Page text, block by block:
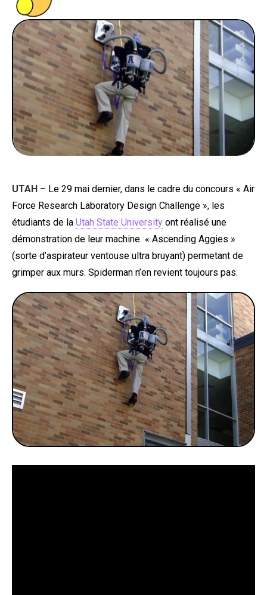
FOOD
BONS PLANS
SOUTENEZ KULTT
UTAH – Le 29 mai dernier, dans le cadre du concours « Air
Force Research Laboratory Design Challenge », les
étudiants de la Utah State University ont réalisé une
démonstration de leur machine « Ascending Aggies »
(sorte d’aspirateur ventouse ultra bruyant) permetant de
grimper aux murs. Spiderman n’en revient toujours pas.